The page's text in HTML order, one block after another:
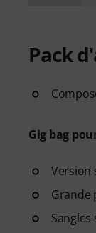
Pack
Gig bag
Version
Grande
Sangles